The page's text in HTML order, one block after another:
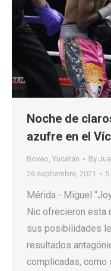
Noche de
azufre en el
Boxeo, Yucatán By
26 septiembre, 2021
Mérida.- Miguel
Nic ofrecieron esta
sus posibilidades
resultados
complicadas, como